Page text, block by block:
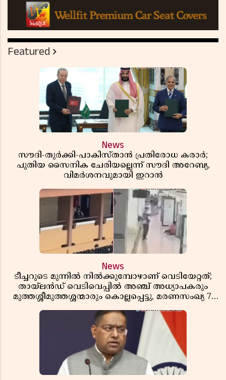
Featured
News
സൗദി-തുർക്കി-പാകിസ്താൻ പ്രതിരോധ കരാർ;
പുതിയ സൈനിക ചേരിയല്ലെന്ന് സൗദി അറേബ്യ,
വിമർശനവുമായി ഇറാൻ
News
ടീച്ചറുടെ മുന്നിൽ നിൽക്കുമ്പോഴാണ് വെടിയേറ്റത്;
തായ്‌ലൻഡ് വെടിവെപ്പിൽ അഞ്ച് അധ്യാപകരും
മുത്തശ്ശീമുത്തശ്ശന്മാരും കൊല്ലപ്പെട്ടു, മരണസംഖ്യ 7;